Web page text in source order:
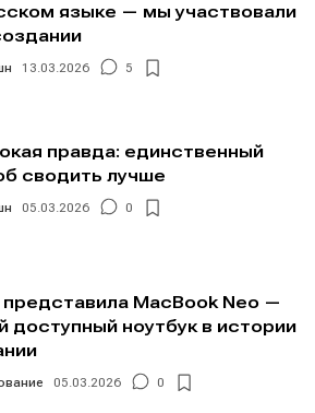
языке — мы участвовали
13.03.2026 5
правда: единственный
сводить лучше
05.03.2026 0
MacBook Neo —
доступный ноутбук в истории
05.03.2026 0